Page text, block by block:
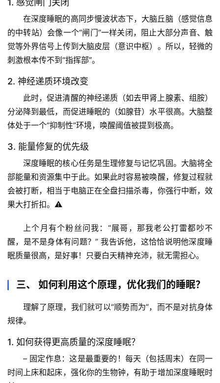
首
题
列
表
然
万
物
人
秘
档
1. 感觉闸门关闭
在深度睡眠的高同步慢波状态下，大脑丘脑（感觉信息
的中转站）会像一个“闸门”一样关闭，阻止大部分声音、触
觉等外界信号上传到大脑皮层（意识中枢）。所以，轻微的
刺激根本传不到“指挥部”。
2. 神经递质环境改变
此时，促进清醒的神经递质（如去甲肾上腺素、组胺）
分泌降到最低，而促进睡眠的（如腺苷）水平很高。大脑整
体处于一个“抑制性”环境，唤醒阈值被提到极高。
3. 能量修复的优先级
深度睡眠的核心任务是生理修复与记忆巩固。大脑将全
部能量和资源集中于此。如果此时容易被唤醒，修复过程就
会被打断，相当于电脑正在全盘扫描杀毒，你强行中断，效
果大打折扣。⚠️
上个月有个粉丝问我 ：“展哥，那我老公打雷都吵不
醒，是不是身体有问题？” 我告诉他，这恰恰说明他深度睡
眠质量很高，是好事！只要白天精神充沛，就无需担心。
三、 如何利用这个原理，优化我们的睡眠？
理解了原理，我们就可以“顺势而为”，而不是对抗身体
规律。
1. 如何获得更高质量的深度睡眠？
– 固定作息 ：这是最重要的！每天（包括周末）在同一
时间上床和起床，强化你的生物钟，有助于增加深度睡眠时